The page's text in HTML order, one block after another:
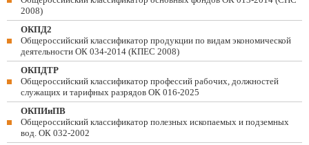
2008)
ОКПД2
Общероссийский классификатор продукции по видам экономической
деятельности ОК 034-2014 (КПЕС 2008)
ОКПДТР
Общероссийский классификатор профессий рабочих, должностей
служащих и тарифных разрядов ОК 016-2025
ОКПИиПВ
Общероссийский классификатор полезных ископаемых и подземных
вод. ОК 032-2002